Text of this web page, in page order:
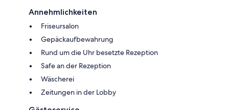
Annehmlichkeiten
Friseursalon
Gepäckaufbewahrung
Rund um die Uhr besetzte Rezeption
Safe an der Rezeption
Wäscherei
Zeitungen in der Lobby